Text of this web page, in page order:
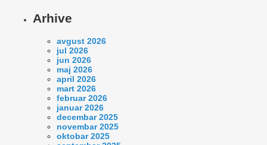
Arhive
avgust 2026
jul 2026
jun 2026
maj 2026
april 2026
mart 2026
februar 2026
januar 2026
decembar 2025
novembar 2025
oktobar 2025